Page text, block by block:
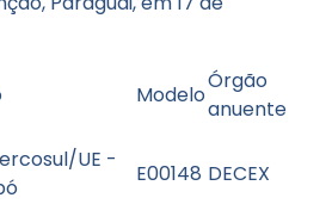
Modelo
Órgão
anuente
UE -
E00148 DECEX